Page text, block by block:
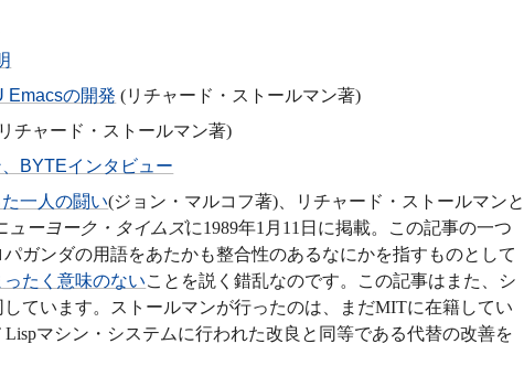
Emacsの開発 (リチャード・ストールマン著)
チャード・ストールマン著)
BYTEインタビュー
一人の闘い(ジョン・マルコフ著)、リチャード・ストールマンと
ューヨーク・タイムズに1989年1月11日に掲載。この記事の一つ
ガンダの用語をあたかも整合性のあるなにかを指すものとして
ったく意味のないことを説く錯乱なのです。この記事はまた、シ
ています。ストールマンが行ったのは、まだMITに在籍してい
マシン・システムに行われた改良と同等である代替の改善を